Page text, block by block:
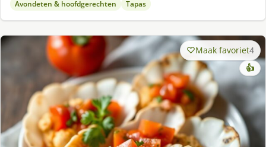
Avondeten & hoofdgerechten Tapas
Maak favoriet4
👍